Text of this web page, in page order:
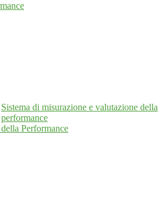
Sistema di misurazione e valutazione della
performance
Performance